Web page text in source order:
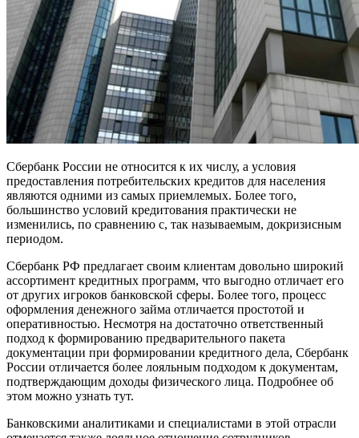
Сбербанк России не относится к их числу, а условия
предоставления потребительских кредитов для населения
являются одними из самых приемлемых. Более того,
большинство условий кредитования практически не
изменились, по сравнению с, так называемым, докризисным
периодом.
Сбербанк РФ предлагает своим клиентам довольно широкий
ассортимент кредитных программ, что выгодно отличает его
от других игроков банковской сферы. Более того, процесс
оформления денежного займа отличается простотой и
оперативностью. Несмотря на достаточно ответственный
подход к формированию предварительного пакета
документации при формировании кредитного дела, Сбербанк
России отличается более лояльным подходом к документам,
подтверждающим доходы физического лица. Подробнее об
этом можно узнать тут.
Банковскими аналитиками и специалистами в этой отрасли